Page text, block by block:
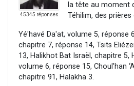
45345 réponses
la tête au moment
Téhilim, des
Yé'havé Da'at, volume 5, réponse
chapitre 7, réponse 14, Tsits
13, Halikhot Bat Israël, chapitre 5,
volume 6, réponse 15, Choul'han
chapitre 91, Halakha 3.